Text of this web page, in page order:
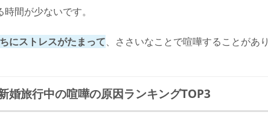
間が少ないです。
にストレスがたまって、ささいなことで喧嘩することがあり
婚旅行中の喧嘩の原因ランキングTOP3